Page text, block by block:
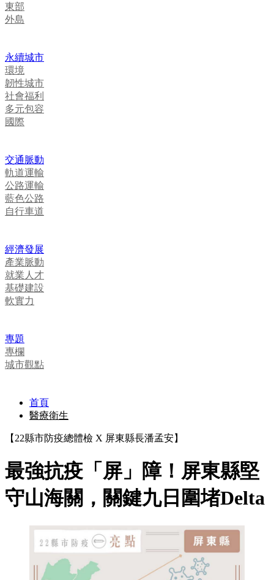
東部
外島
永續城市
環境
韌性城市
社會福利
多元包容
國際
交通脈動
軌道運輸
公路運輸
藍色公路
自行車道
經濟發展
產業脈動
就業人才
基礎建設
軟實力
專題
專欄
城市觀點
首頁
醫療衛生
【22縣市防疫總體檢 X 屏東縣長潘孟安】
最強抗疫「屏」障！屏東縣堅
守山海關，關鍵九日圍堵Delta